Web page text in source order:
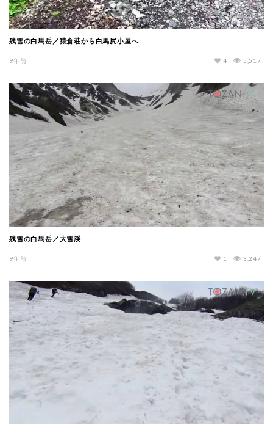
残雪の白馬岳／猿倉荘から白馬尻小屋へ
9年前 5,517
4
残雪の白馬岳／大雪渓
9年前 3,247
1